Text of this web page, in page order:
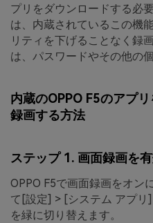
プリをダウンロードする必
は、内蔵されているこの機
リティを下げることなく録
は、パスワードやその他の
内蔵のOPPO F5のアプ
録画する方法
ステップ 1. 画面録画を
OPPO F5で画面録画をオン
て [設定] > [システム アプリ
を緑に切り替えます。